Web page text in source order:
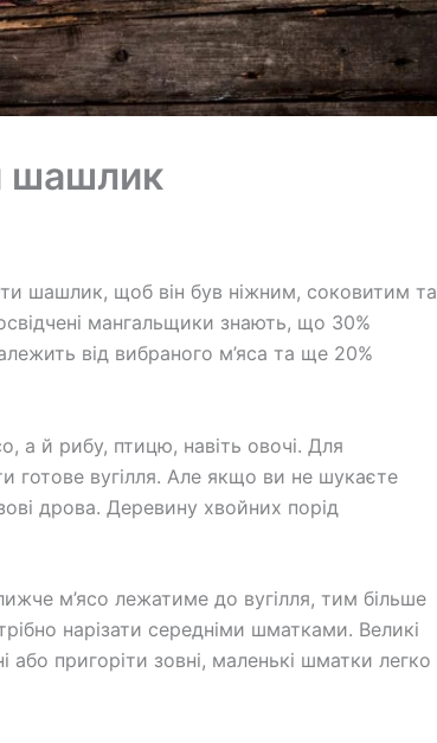
шашлик
шашлик, щоб він був ніжним, соковитим та
мангальщики знають, що 30%
від вибраного м’яса та ще 20%
а й рибу, птицю, навіть овочі. Для
готове вугілля. Але якщо ви не шукаєте
дрова. Деревину хвойних порід
м’ясо лежатиме до вугілля, тим більше
нарізати середніми шматками. Великі
пригоріти зовні, маленькі шматки легко